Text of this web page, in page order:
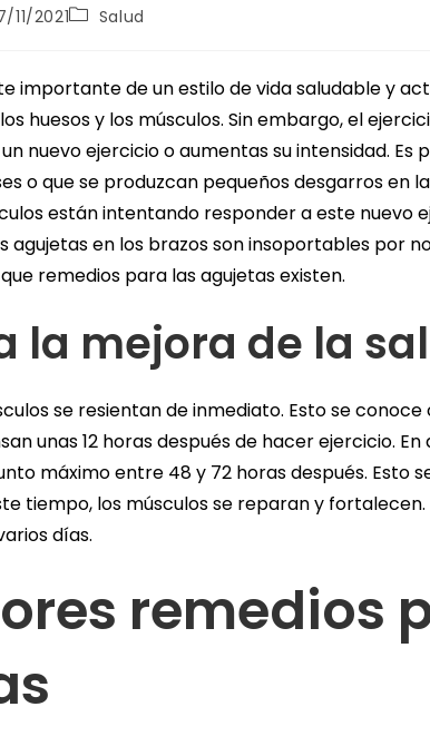
11/2021 Salud
importante de un estilo de vida saludable y
huesos y los músculos. Sin embargo, el
nuevo ejercicio o aumentas su intensidad. Es
o que se produzcan pequeños desgarros en
están intentando responder a este nuevo
agujetas en los brazos son insoportables por
remedios para las agujetas existen.
la mejora de la
se resientan de inmediato. Esto se
unas 12 horas después de hacer ejercicio.
máximo entre 48 y 72 horas después. Esto
tiempo, los músculos se reparan y
días.
remedios